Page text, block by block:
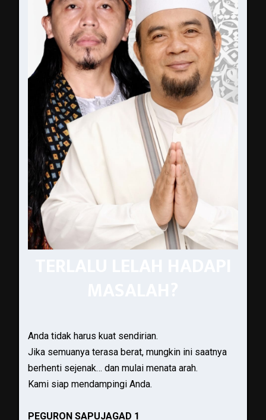
Anda tidak harus kuat sendirian.
Jika semuanya terasa berat, mungkin ini saatnya
berhenti sejenak… dan mulai menata arah.
Kami siap mendampingi Anda.
PEGURON SAPUJAGAD 1